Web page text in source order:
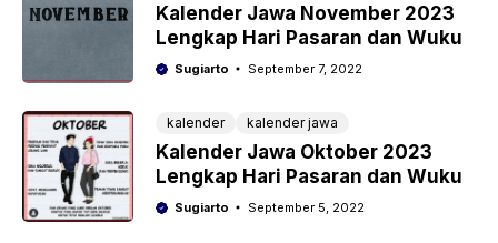
Kalender Jawa November 2023
Lengkap Hari Pasaran dan Wuku
Sugiarto September 7, 2022
kalender kalender jawa
Kalender Jawa Oktober 2023
Lengkap Hari Pasaran dan Wuku
Sugiarto September 5, 2022